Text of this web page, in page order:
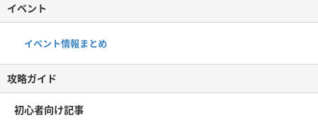
イベント
イベント情報まとめ
攻略ガイド
初心者向け記事